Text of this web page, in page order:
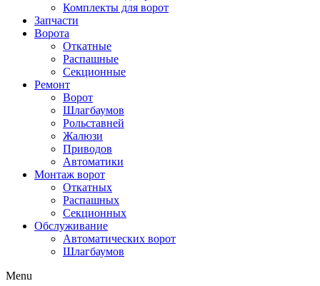
Комплекты для ворот
Запчасти
Ворота
Откатные
Распашные
Секционные
Ремонт
Ворот
Шлагбаумов
Рольставней
Жалюзи
Приводов
Автоматики
Монтаж ворот
Откатных
Распашных
Секционных
Обслуживание
Автоматических ворот
Шлагбаумов
Menu